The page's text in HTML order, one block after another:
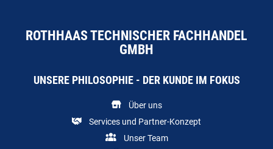
ROTHHAAS TECHNISCHER FACHHANDEL
GMBH
UNSERE PHILOSOPHIE - DER KUNDE IM FOKUS
Über uns
Services und Partner-Konzept
Unser Team